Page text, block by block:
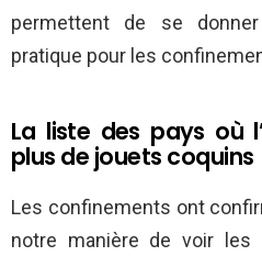
permettent de se
pratique pour les
La liste des pays où
plus de jouets coquins
Les confinements ont
notre manière de voir les